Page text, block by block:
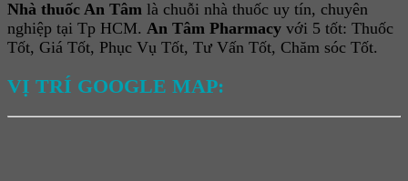
Nhà thuốc An Tâm là chuỗi nhà thuốc uy tín, chuyên
nghiệp tại Tp HCM. An Tâm Pharmacy với 5 tốt: Thuốc
Tốt, Giá Tốt, Phục Vụ Tốt, Tư Vấn Tốt, Chăm sóc Tốt.
VỊ TRÍ GOOGLE MAP: